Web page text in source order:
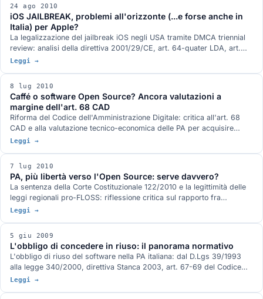
24 ago 2010
iOS JAILBREAK, problemi all'orizzonte (...e forse anche in
Italia) per Apple?
La legalizzazione del jailbreak iOS negli USA tramite DMCA triennial
review: analisi della direttiva 2001/29/CE, art. 64-quater LDA, art.
102-quater LDA, e applicabilità in Italia.
Leggi →
8 lug 2010
Caffé o software Open Source? Ancora valutazioni a
margine dell'art. 68 CAD
Riforma del Codice dell'Amministrazione Digitale: critica all'art. 68
CAD e alla valutazione tecnico-economica delle PA per acquisire
software.
Leggi →
7 lug 2010
PA, più libertà verso l'Open Source: serve davvero?
La sentenza della Corte Costituzionale 122/2010 e la legittimità delle
leggi regionali pro-FLOSS: riflessione critica sul rapporto fra
preferenza per l'Open Source e art. 68 CAD.
Leggi →
5 giu 2009
L'obbligo di concedere in riuso: il panorama normativo
L'obbligo di riuso del software nella PA italiana: dal D.Lgs 39/1993
alla legge 340/2000, direttiva Stanca 2003, art. 67-69 del Codice
dell'Amministrazione Digitale.
Leggi →